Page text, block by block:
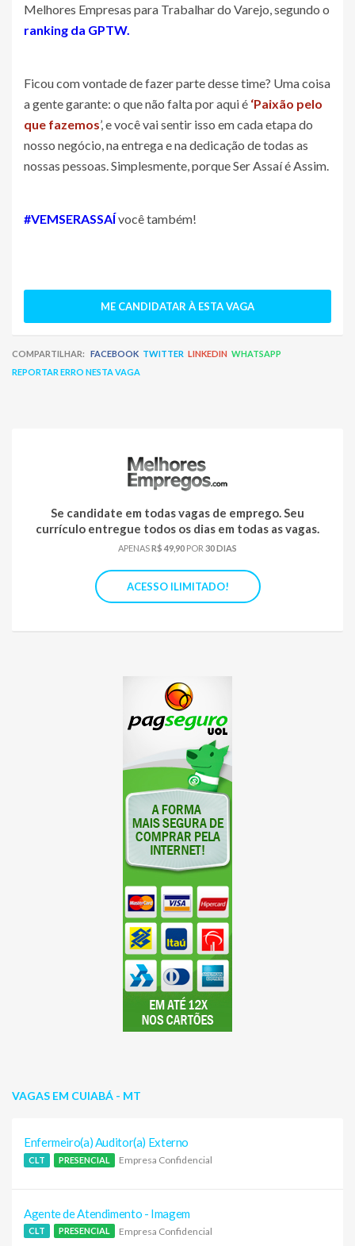
Melhores Empresas para Trabalhar do Varejo, segundo o
ranking da GPTW.
Ficou com vontade de fazer parte desse time? Uma coisa
a gente garante: o que não falta por aqui é ‘Paixão pelo
que fazemos’, e você vai sentir isso em cada etapa do
nosso negócio, na entrega e na dedicação de todas as
nossas pessoas. Simplesmente, porque Ser Assaí é Assim.
#VEMSERASSAÍvocê também!
ME CANDIDATAR À ESTA VAGA
COMPARTILHAR: FACEBOOK TWITTER LINKEDIN WHATSAPP
REPORTAR ERRO NESTA VAGA
Se candidate em todas vagas de emprego. Seu
currículo entregue todos os dias em todas as vagas.
APENASR$ 49,90 POR 30 DIAS
ACESSO ILIMITADO!
VAGAS EM CUIABÁ - MT
Enfermeiro(a) Auditor(a) Externo
CLT PRESENCIAL Empresa Confidencial
Agente de Atendimento - Imagem
CLT PRESENCIAL Empresa Confidencial